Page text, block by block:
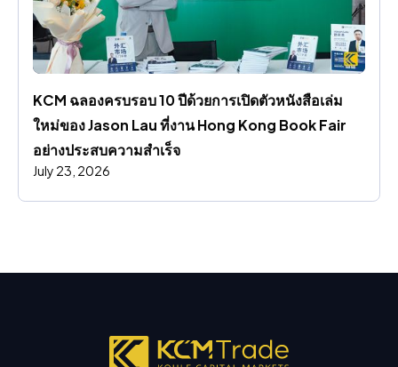
KCM ฉลองครบรอบ 10 ปีด้วยการเปิดตัวหนังสือเล่ม
ใหม่ของ Jason Lau ที่งาน Hong Kong Book Fair
อย่างประสบความสําเร็จ
July 23, 2026